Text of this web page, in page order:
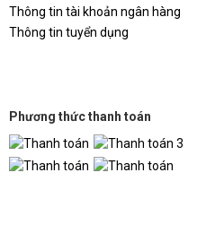
Thông tin tài khoản ngân hàng
Thông tin tuyển dụng
Phương thức thanh toán